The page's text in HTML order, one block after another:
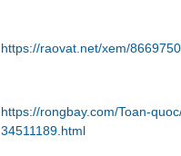
https://raovat.net/xem/
https://rongbay.com/Toan-
34511189.html